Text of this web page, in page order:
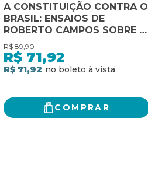
A CONSTITUIÇÃO CONTRA O
BRASIL: ENSAIOS DE
ROBERTO CAMPOS SOBRE A
CONSTITUINTE E A
CONSTITUIÇÃO DE 1988
R$ 89,90
R$ 71,92
R$ 71,92
COMPRAR